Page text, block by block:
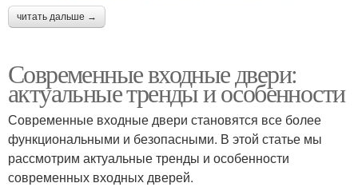
читать дальше →
Современные входные двери:
актуальные тренды и особенности
Современные входные двери становятся все более
функциональными и безопасными. В этой статье мы
рассмотрим актуальные тренды и особенности
современных входных дверей.